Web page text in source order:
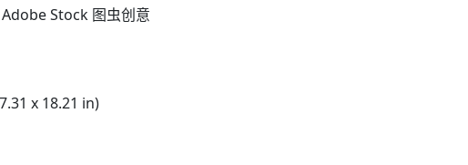
Adobe Stock 图虫创意
x 18.21 in)